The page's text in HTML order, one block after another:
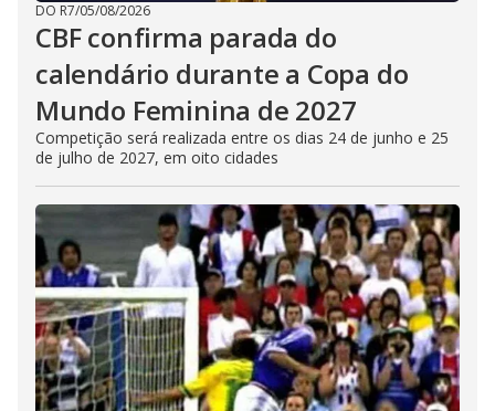
DO R7/05/08/2026
CBF confirma parada do
calendário durante a Copa do
Mundo Feminina de 2027
Competição será realizada entre os dias 24 de junho e 25
de julho de 2027, em oito cidades